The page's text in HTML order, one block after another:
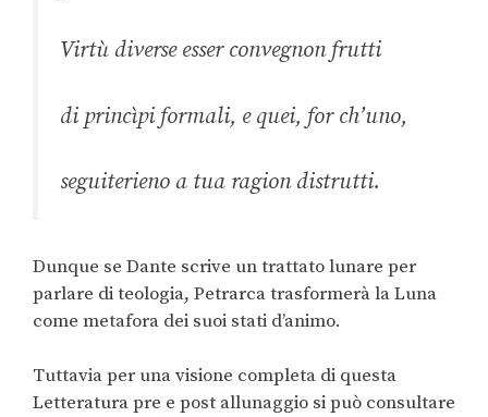
Virtù diverse esser convegnon frutti
di princìpi formali, e quei, for ch’uno,
seguiterieno a tua ragion distrutti.
Dunque se Dante scrive un trattato lunare per
parlare di teologia, Petrarca trasformerà la Luna
come metafora dei suoi stati d’animo.
Tuttavia per una visione completa di questa
Letteratura pre e post allunaggio si può consultare